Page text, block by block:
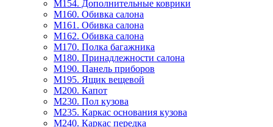
M154. Дополнительные коврики
M160. Обивка салона
M161. Обивка салона
M162. Обивка салона
M170. Полка багажника
M180. Принадлежности салона
M190. Панель приборов
M195. Ящик вещевой
M200. Капот
M230. Пол кузова
M235. Каркас основания кузова
M240. Каркас передка